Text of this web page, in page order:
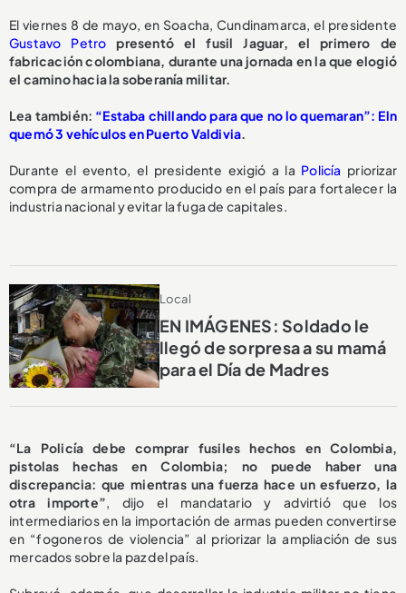
El viernes 8 de mayo, en Soacha, Cundinamarca, el presidente
Gustavo Petro
presentó el fusil Jaguar, el primero de
fabricación colombiana, durante una jornada en la que elogió
el camino hacia la soberanía militar.
Lea también: “Estaba chillando para que no lo quemaran”: Eln
quemó 3 vehículos en Puerto Valdivia.
Durante el evento, el presidente exigió a la Policía priorizar
compra de armamento producido en el país para fortalecer la
industria nacional y evitar la fuga de capitales.
Local
EN IMÁGENES: Soldado le
llegó de sorpresa a su mamá
para el Día de Madres
“La Policía debe comprar fusiles hechos en Colombia,
pistolas hechas en Colombia; no puede haber una
discrepancia: que mientras una fuerza hace un esfuerzo, la
otra importe”, dijo el mandatario y advirtió que los
intermediarios en la importación de armas pueden convertirse
en “fogoneros de violencia” al priorizar la ampliación de sus
mercados sobre la paz del país.